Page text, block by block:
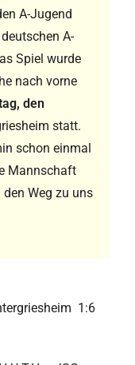
A-Jugend
A-
Spiel wurde
nach vorne
den
statt.
schon einmal
Mannschaft
Weg zu uns
1:6